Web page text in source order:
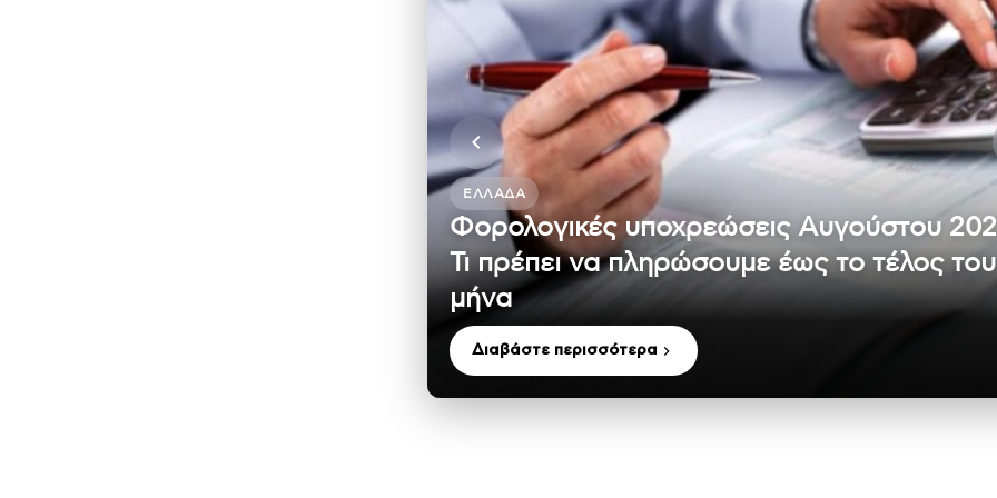
ΕΛΛΆΔΑ
Φορολογικές υποχρεώσεις Αυγούστου
Τι πρέπει να πληρώσουμε έως το τέλος του
μήνα
Διαβάστε περισσότερα